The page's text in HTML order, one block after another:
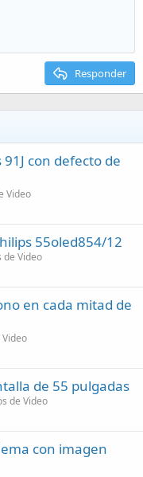
Responder
91J con defecto de
Video
55oled854/12
de Video
en cada mitad de
Video
de 55 pulgadas
de Video
con imagen